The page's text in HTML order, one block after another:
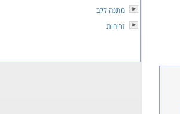
מתנה ללב
זריחות